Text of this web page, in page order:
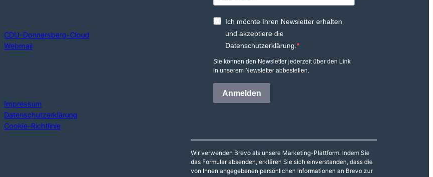
CDU-Donnersberg-Cloud
Webmail
Impressum
Datenschutzerklärung
Cookie-Richtlinie
Ich möchte Ihren Newsletter erhalten
und akzeptiere die
Datenschutzerklärung.
Sie können den Newsletter jederzeit über den Link
in unserem Newsletter abbestellen.
Anmelden
Wir verwenden Brevo als unsere Marketing-Plattform. Indem Sie
das Formular absenden, erklären Sie sich einverstanden, dass die
von Ihnen angegebenen persönlichen Informationen an Brevo zur